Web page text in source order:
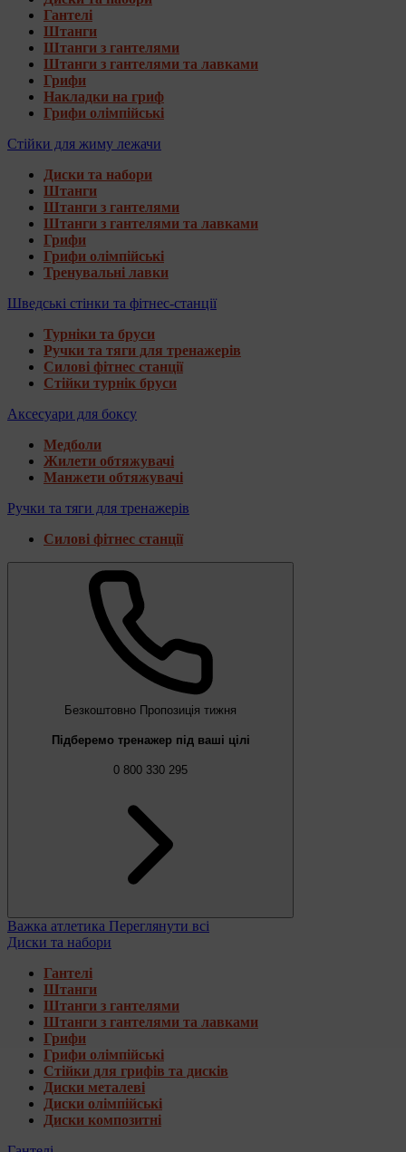
Гантелі
Штанги
Штанги з гантелями
Штанги з гантелями та лавками
Грифи
Накладки на гриф
Грифи олімпійські
Стійки для жиму лежачи
Диски та набори
Штанги
Штанги з гантелями
Штанги з гантелями та лавками
Грифи
Грифи олімпійські
Тренувальні лавки
Шведські стінки та фітнес-станції
Турніки та бруси
Ручки та тяги для тренажерів
Силові фітнес станції
Стійки турнік бруси
Аксесуари для боксу
Медболи
Жилети обтяжувачі
Манжети обтяжувачі
Ручки та тяги для тренажерів
Силові фітнес станції
Безкоштовно Пропозиція тижня
Підберемо тренажер під ваші цілі
0 800 330 295
Важка атлетика Переглянути всі
Диски та набори
Гантелі
Штанги
Штанги з гантелями
Штанги з гантелями та лавками
Грифи
Грифи олімпійські
Стійки для грифів та дисків
Диски металеві
Диски олімпійські
Диски композитні